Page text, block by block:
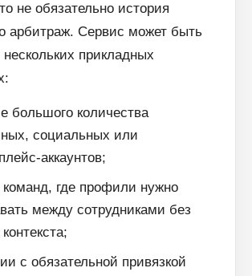
не обязательно история
арбитраж. Сервис может быть
нескольких прикладных
большого количества
социальных или
аккаунтов;
команд, где профили нужно
между сотрудниками без
с обязательной привязкой